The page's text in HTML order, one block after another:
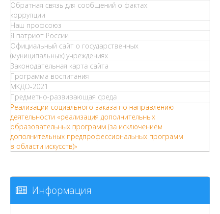
Обратная связь для сообщений о фактах
коррупции
Наш профсоюз
Я патриот России
Официальный сайт о государственных
(муниципальных) учреждениях
Законодательная карта сайта
Программа воспитания
МКДО-2021
Предметно-развивающая среда
Реализации социального заказа по направлению
деятельности «реализация дополнительных
образовательных программ (за исключением
дополнительных предпрофессиональных программ
в области искусств)»
Информация